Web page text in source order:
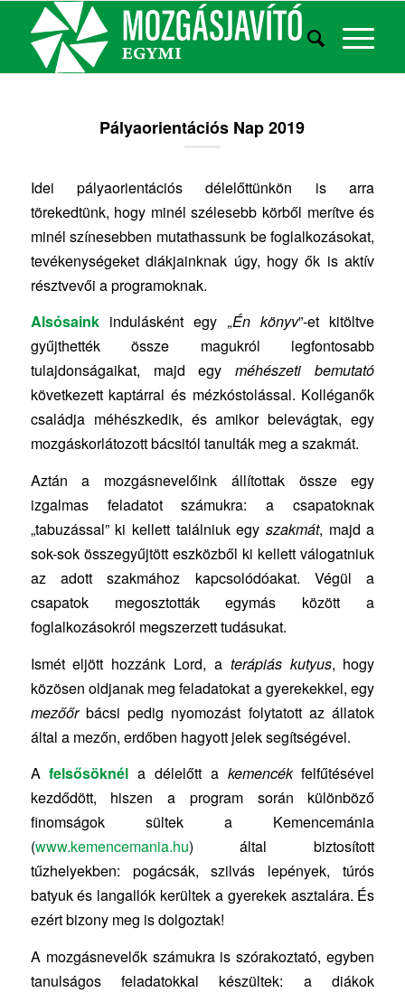
Pályaorientációs Nap 2019
Idei pályaorientációs délelőttünkön is arra
törekedtünk, hogy minél szélesebb körből merítve és
minél színesebben mutathassunk be foglalkozásokat,
tevékenységeket diákjainknak úgy, hogy ők is aktív
résztvevői a programoknak.
Alsósainkindulásként egy „Én könyv”-et kitöltve
gyűjthették össze magukról legfontosabb
tulajdonságaikat, majd egyméhészeti bemutató
következett kaptárral és mézkóstolással. Kolléganők
családja méhészkedik, és amikor belevágtak, egy
mozgáskorlátozott bácsitól tanulták meg a szakmát.
Aztán a mozgásnevelőink állítottak össze egy
izgalmas feladatot számukra: a csapatoknak
„tabuzással” ki kellett találniuk egyszakmát, majd a
sok-sok összegyűjtött eszközből ki kellett válogatniuk
az adott szakmához kapcsolódóakat. Végül a
csapatok megosztották egymás között a
foglalkozásokról megszerzett tudásukat.
Ismét eljött hozzánk Lord, a terápiás kutyus, hogy
közösen oldjanak meg feladatokat a gyerekekkel, egy
mezőőrbácsi pedig nyomozást folytatott az állatok
által a mezőn, erdőben hagyott jelek segítségével.
Afelsősöknél a délelőtt a kemencékfelfűtésével
kezdődött, hiszen a program során különböző
finomságok sültek a Kemencemánia
(www.kemencemania.hu) által biztosított
tűzhelyekben: pogácsák, szilvás lepények, túrós
batyuk és langallók kerültek a gyerekek asztalára. És
ezért bizony meg is dolgoztak!
A mozgásnevelők számukra is szórakoztató, egyben
tanulságos feladatokkal készültek: a diákok